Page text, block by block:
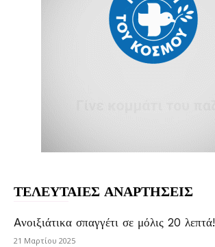
ΤΕΛΕΥΤΑΙΕΣ ΑΝΑΡΤΗΣΕΙΣ
Aνοιξιάτικα σπαγγέτι σε μόλις 20 λεπτά!
21 Μαρτίου 2025